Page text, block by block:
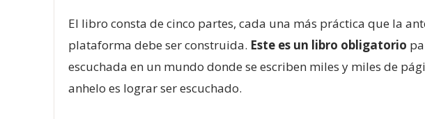
El libro consta de cinco partes, cada una más práctica que la
plataforma debe ser construida. Este es un libro obligatorio
escuchada en un mundo donde se escriben miles y miles de
anhelo es lograr ser escuchado.